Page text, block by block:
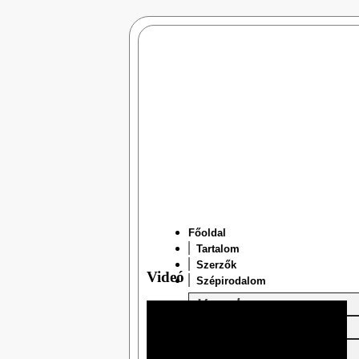
Főoldal
Tartalom
Szerzők
Szépirodalom
Versek
Videó